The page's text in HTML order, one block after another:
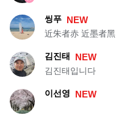
씽푸 NEW
近朱者赤 近墨者黑
김진태 NEW
김진태입니다
이선영 NEW